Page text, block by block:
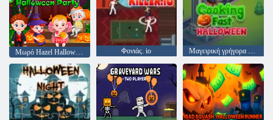
Μωρό Hazel Halloween Party Φονιάς. io Μαγειρική γρήγορα αποκριές